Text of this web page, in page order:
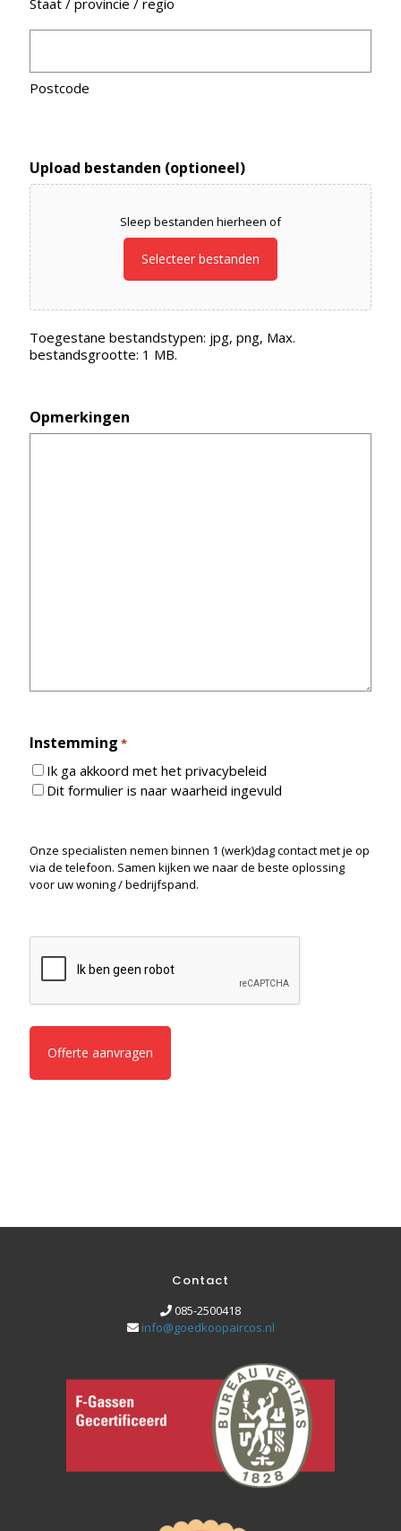
Staat / provincie / regio
Postcode
Upload bestanden (optioneel)
Sleep bestanden hierheen of
Selecteer bestanden
Toegestane bestandstypen: jpg, png, Max.
bestandsgrootte: 1 MB.
Opmerkingen
Instemming *
Ik ga akkoord met het privacybeleid
Dit formulier is naar waarheid ingevuld
Onze specialisten nemen binnen 1 (werk)dag contact met je op
via de telefoon. Samen kijken we naar de beste oplossing
voor uw woning / bedrijfspand.
CAPTCHA
Contact
085-2500418
info@goedkoopaircos.nl